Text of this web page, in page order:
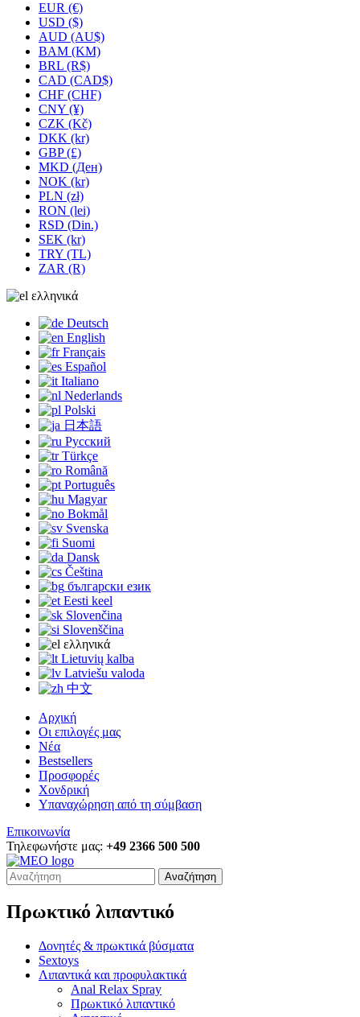
EUR (€)
USD ($)
AUD (AU$)
BAM (KM)
BRL (R$)
CAD (CAD$)
CHF (CHF)
CNY (¥)
CZK (Kč)
DKK (kr)
GBP (£)
MKD (Ден)
NOK (kr)
PLN (zł)
RON (lei)
RSD (Din.)
SEK (kr)
TRY (TL)
ZAR (R)
ελληνικά
Deutsch
English
Français
Español
Italiano
Nederlands
Polski
日本語
Русский
Türkçe
Română
Português
Magyar
Bokmål
Svenska
Suomi
Dansk
Čeština
български език
Eesti keel
Slovenčina
Slovenščina
ελληνικά
Lietuvių kalba
Latviešu valoda
中文
Αρχική
Οι επιλογές μας
Νέα
Bestsellers
Προσφορές
Χονδρική
Υπαναχώρηση από τη σύμβαση
Επικοινωνία
Τηλεφωνήστε μας: +49 2366 500 500
Αναζήτηση
Πρωκτικό λιπαντικό
Δονητές & πρωκτικά βύσματα
Sextoys
Λιπαντικά και προφυλακτικά
Anal Relax Spray
Πρωκτικό λιπαντικό